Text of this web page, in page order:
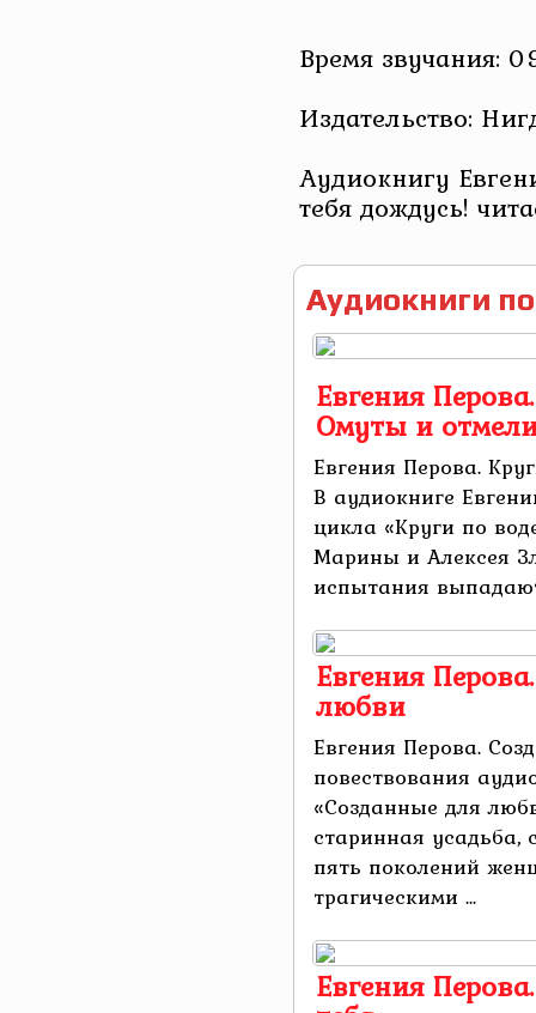
Время звучания:
Издательство:
Аудиокнигу
тебя дождусь!
Аудиокниги
Евгения
Омуты и
Евгения Перова.
В аудиокниге
цикла «Круги по
Марины и Алексея
испытания
Евгения
любви
Евгения Перова.
повествования
«Созданные для
старинная усадьба,
пять поколений
трагическими ...
Евгения